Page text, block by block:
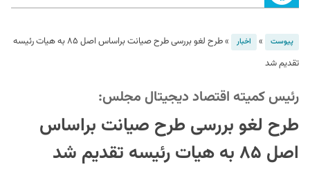
پیوست » اخبار »
طرح لغو بررسی طرح صیانت براساس اصل ۸۵ به هیات رئیسه
تقدیم شد
رئیس کمیته اقتصاد دیجیتال مجلس:
طرح لغو بررسی طرح صیانت براساس
اصل ۸۵ به هیات رئیسه تقدیم شد